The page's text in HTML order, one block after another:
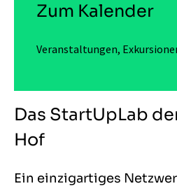
Zum Kalender
Veranstaltungen,
Das StartUpLab
Hof
Ein einzigartiges